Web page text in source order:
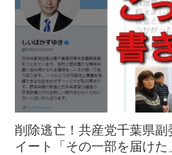
削除逃亡！共産党千葉県副
イート「その一部を届け